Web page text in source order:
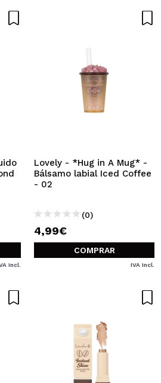
Incl.
Lovely - *Hug in A Mug* -
Bálsamo labial Iced Coffee
- 02
(0)
4,99€
COMPRAR
IVA Incl.